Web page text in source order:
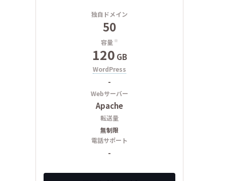
独自ドメイン
50
容量 ※
120 GB
WordPress
-
Webサーバー
Apache
転送量
無制限
電話サポート
-